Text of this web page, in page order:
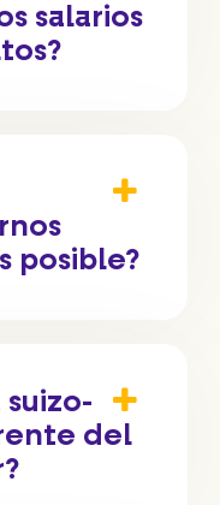
salarios
posible?
suizo-
del